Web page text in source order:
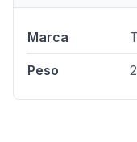
Marca
Peso